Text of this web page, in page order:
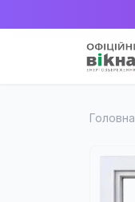
Головна